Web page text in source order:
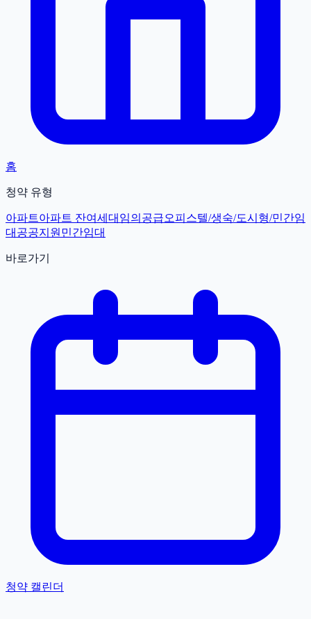
홈
청약 유형
아파트아파트 잔여세대 임의공급오피스텔/생숙/도시형/민간임
대 공공지원민간임대
바로가기
청약 캘린더